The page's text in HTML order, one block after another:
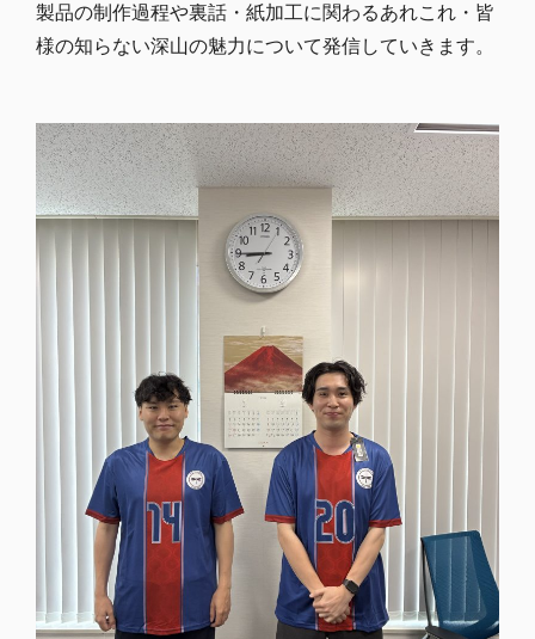
製品の制作過程や裏話・紙加工に関わるあれこれ・皆
様の知らない深山の魅力について発信していきます。